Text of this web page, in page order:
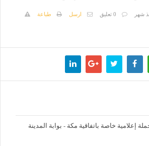
شهر 0 تعليق ارسل
طباعة
إعلامية خاصة باتفاقية مكة - بوابة المدينة